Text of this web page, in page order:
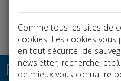
Base documentaire
Comme tous les sites de
cookies. Les cookies
en tout sécurité, de
newsletter, recherche,
de mieux vous connaitre